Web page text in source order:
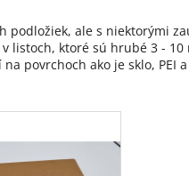
ale s niektorými
listoch, ktoré sú hrubé 3 -
povrchoch ako je sklo,